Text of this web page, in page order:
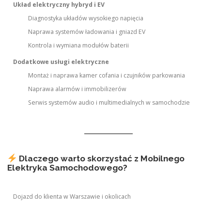
Układ elektryczny hybryd i EV
Diagnostyka układów wysokiego napięcia
Naprawa systemów ładowania i gniazd EV
Kontrola i wymiana modułów baterii
Dodatkowe usługi elektryczne
Montaż i naprawa kamer cofania i czujników parkowania
Naprawa alarmów i immobilizerów
Serwis systemów audio i multimedialnych w samochodzie
Dlaczego warto skorzystać z Mobilnego
Elektryka Samochodowego?
Dojazd do klienta w Warszawie i okolicach